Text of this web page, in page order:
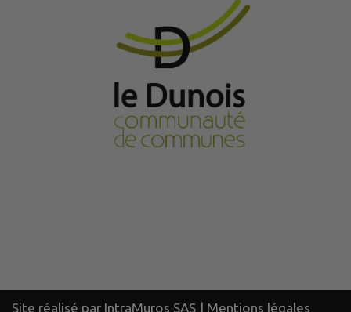
Site réalisé par IntraMuros SAS | Mentions légales